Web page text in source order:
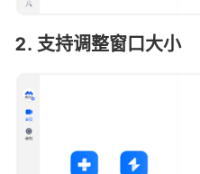
2. 支持调整窗口大小